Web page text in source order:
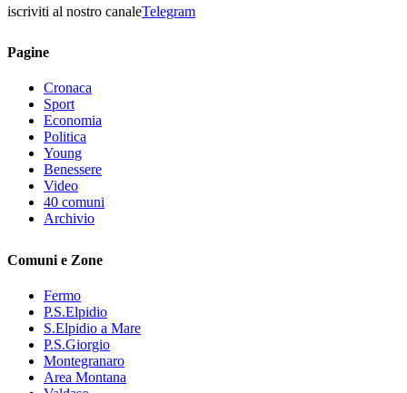
iscriviti al nostro canaleTelegram
Pagine
Cronaca
Sport
Economia
Politica
Young
Benessere
Video
40 comuni
Archivio
Comuni e Zone
Fermo
P.S.Elpidio
S.Elpidio a Mare
P.S.Giorgio
Montegranaro
Area Montana